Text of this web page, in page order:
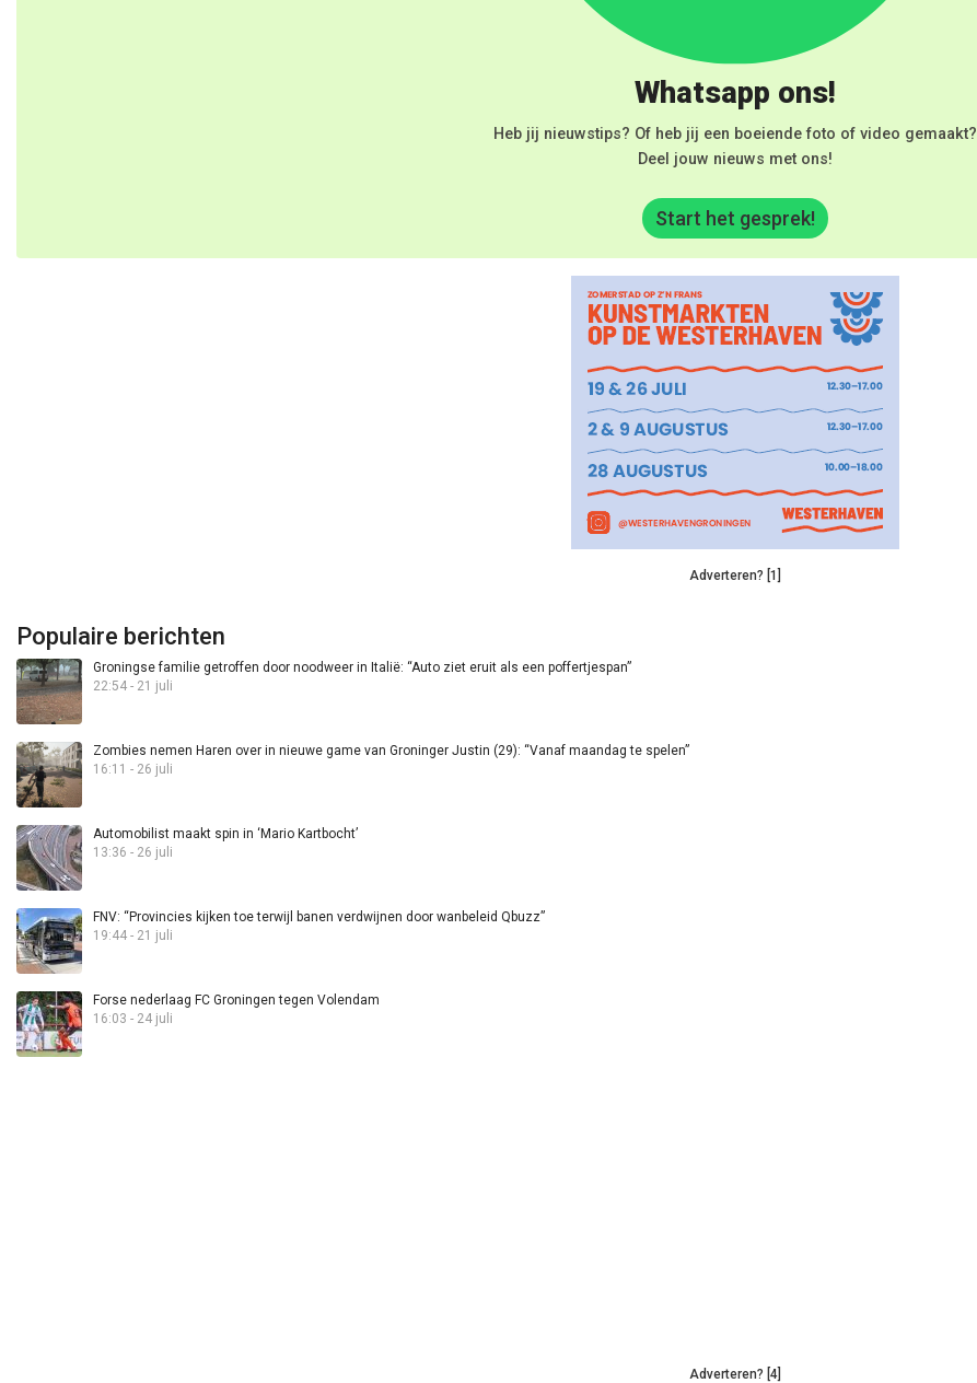
Whatsapp ons!
Heb jij nieuwstips? Of heb jij een boeiende foto of video gemaakt?
Deel jouw nieuws met ons!
Start het gesprek!
Adverteren? [1]
Populaire berichten
Groningse familie getroffen door noodweer in Italië: “Auto ziet eruit als een poffertjespan”
22:54 - 21 juli
Zombies nemen Haren over in nieuwe game van Groninger Justin (29): “Vanaf maandag te spelen”
16:11 - 26 juli
Automobilist maakt spin in ‘Mario Kartbocht’
13:36 - 26 juli
FNV: “Provincies kijken toe terwijl banen verdwijnen door wanbeleid Qbuzz”
19:44 - 21 juli
Forse nederlaag FC Groningen tegen Volendam
16:03 - 24 juli
Adverteren? [4]